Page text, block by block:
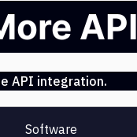
API
API integration.
Software